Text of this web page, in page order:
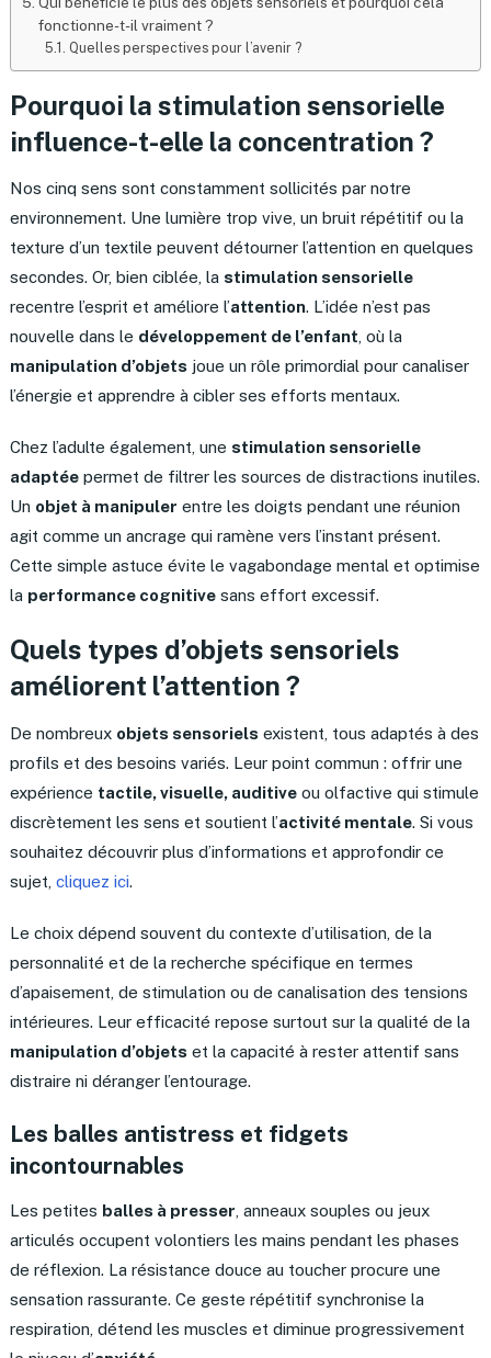
fonctionne-t-il vraiment ?
Quelles perspectives pour l’avenir ?
Pourquoi la stimulation sensorielle
influence-t-elle la concentration ?
Nos cinq sens sont constamment sollicités par notre
environnement. Une lumière trop vive, un bruit répétitif ou la
texture d’un textile peuvent détourner l’attention en quelques
secondes. Or, bien ciblée, la stimulation sensorielle
recentre l’esprit et améliore l’attention. L’idée n’est pas
nouvelle dans le développement de l’enfant , où la
manipulation d’objets joue un rôle primordial pour canaliser
l’énergie et apprendre à cibler ses efforts mentaux.
Chez l’adulte également, une stimulation sensorielle
adaptéepermet de filtrer les sources de distractions inutiles.
Un objet à manipuler entre les doigts pendant une réunion
agit comme un ancrage qui ramène vers l’instant présent.
Cette simple astuce évite le vagabondage mental et optimise
la performance cognitivesans effort excessif.
Quels types d’objets sensoriels
améliorent l’attention ?
De nombreux objets sensoriels existent, tous adaptés à des
profils et des besoins variés. Leur point commun : offrir une
expérience tactile, visuelle, auditiveou olfactive qui stimule
discrètement les sens et soutient l’activité mentale. Si vous
souhaitez découvrir plus d’informations et approfondir ce
sujet, cliquez ici.
Le choix dépend souvent du contexte d’utilisation, de la
personnalité et de la recherche spécifique en termes
d’apaisement, de stimulation ou de canalisation des tensions
intérieures. Leur efficacité repose surtout sur la qualité de la
manipulation d’objets et la capacité à rester attentif sans
distraire ni déranger l’entourage.
Les balles antistress et fidgets
incontournables
Les petites balles à presser , anneaux souples ou jeux
articulés occupent volontiers les mains pendant les phases
de réflexion. La résistance douce au toucher procure une
sensation rassurante. Ce geste répétitif synchronise la
respiration, détend les muscles et diminue progressivement